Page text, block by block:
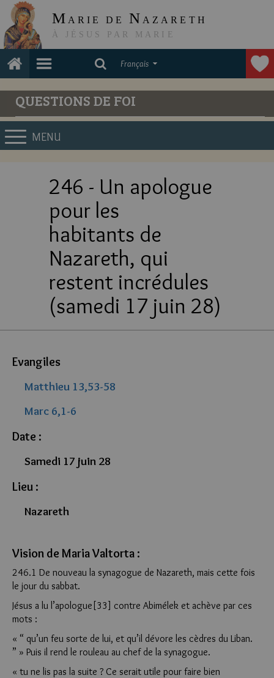
M ARIE DE N AZARETH
À JÉSUS PAR MARIE
Français
QUESTIONS DE FOI
MENU
246 - Un apologue
pour les
habitants de
Nazareth, qui
restent incrédules
(samedi 17 juin 28)
Evangiles
Matthieu 13,53-58
Marc 6,1-6
Date :
Samedi 17 juin 28
Lieu :
Nazareth
Vision de Maria Valtorta :
246.1 De nouveau la synagogue de Nazareth, mais cette fois
le jour du sabbat.
Jésus a lu l’apologue[33] contre Abimélek et achève par ces
mots :
« “ qu’un feu sorte de lui, et qu’il dévore les cèdres du Liban.
” » Puis il rend le rouleau au chef de la synagogue.
« tu ne lis pas la suite ? Ce serait utile pour faire bien